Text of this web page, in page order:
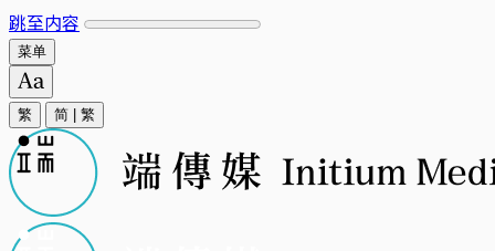
跳至内容
菜单
繁 简 繁